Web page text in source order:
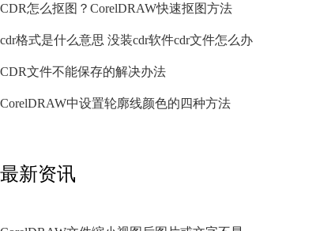
CDR怎么抠图？CorelDRAW快速抠图方法
cdr格式是什么意思 没装cdr软件cdr文件怎么办
CDR文件不能保存的解决办法
CorelDRAW中设置轮廓线颜色的四种方法
最新资讯